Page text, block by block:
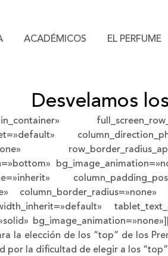
ACADÉMICOS EL PERFUME
Desvelamos
la elección de los “top” de los
por la dificultad de elegir a los